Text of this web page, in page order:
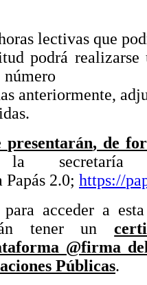
lectivas que
podrá realizarse
número
anteriormente,
.
presentarán, de
la secretaría
Papás 2.0; https://
acceder a
tener un
@firma
Públicas.